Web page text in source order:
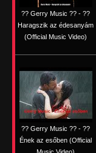
?? Gerry Music ?? - ??
Haragszik az édesanyám
(Official Music Video)
?? Gerry Music ?? - ??
Ének az esőben (Official